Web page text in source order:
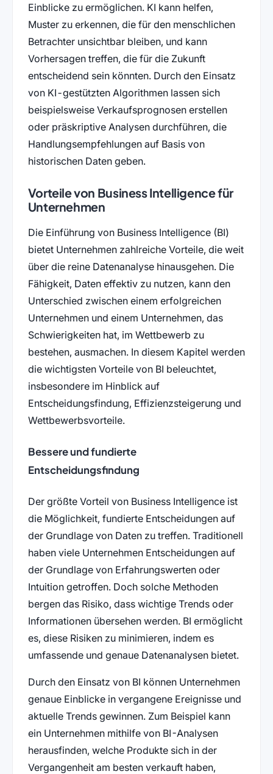
Einblicke zu ermöglichen. KI kann helfen,
Muster zu erkennen, die für den menschlichen
Betrachter unsichtbar bleiben, und kann
Vorhersagen treffen, die für die Zukunft
entscheidend sein könnten. Durch den Einsatz
von KI-gestützten Algorithmen lassen sich
beispielsweise Verkaufsprognosen erstellen
oder präskriptive Analysen durchführen, die
Handlungsempfehlungen auf Basis von
historischen Daten geben.
Vorteile von Business Intelligence für
Unternehmen
Die Einführung von Business Intelligence (BI)
bietet Unternehmen zahlreiche Vorteile, die weit
über die reine Datenanalyse hinausgehen. Die
Fähigkeit, Daten effektiv zu nutzen, kann den
Unterschied zwischen einem erfolgreichen
Unternehmen und einem Unternehmen, das
Schwierigkeiten hat, im Wettbewerb zu
bestehen, ausmachen. In diesem Kapitel werden
die wichtigsten Vorteile von BI beleuchtet,
insbesondere im Hinblick auf
Entscheidungsfindung, Effizienzsteigerung und
Wettbewerbsvorteile.
Bessere und fundierte
Entscheidungsfindung
Der größte Vorteil von Business Intelligence ist
die Möglichkeit, fundierte Entscheidungen auf
der Grundlage von Daten zu treffen. Traditionell
haben viele Unternehmen Entscheidungen auf
der Grundlage von Erfahrungswerten oder
Intuition getroffen. Doch solche Methoden
bergen das Risiko, dass wichtige Trends oder
Informationen übersehen werden. BI ermöglicht
es, diese Risiken zu minimieren, indem es
umfassende und genaue Datenanalysen bietet.
Durch den Einsatz von BI können Unternehmen
genaue Einblicke in vergangene Ereignisse und
aktuelle Trends gewinnen. Zum Beispiel kann
ein Unternehmen mithilfe von BI-Analysen
herausfinden, welche Produkte sich in der
Vergangenheit am besten verkauft haben,